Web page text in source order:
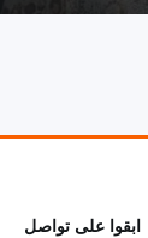
ابقوا على تواصل